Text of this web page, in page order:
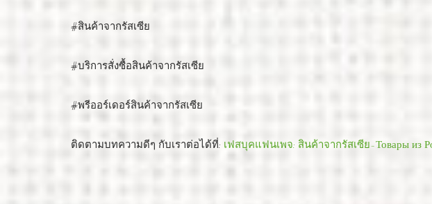
#สินค้าจากรัสเซีย
#บริการสั่งซื้อสินค้าจากรัสเซีย
#พรีออร์เดอร์สินค้าจากรัสเซีย
ติดตามบทความดีๆ กับเราต่อได้ที่: เฟสบุคแฟนเพจ: สินค้าจากรัสเซีย-Товары из